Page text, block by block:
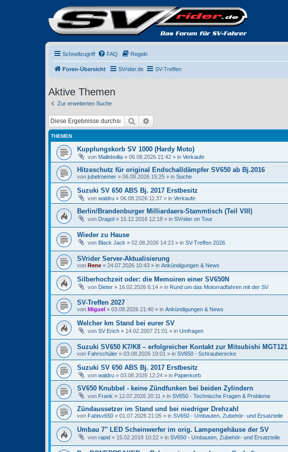
Schnellzugriff FAQ Regeln
Foren-Übersicht SVrider.de SV-Treffen
Aktive Themen
Zur erweiterten Suche
Suche
THEMEN
Kupplungskorb SV 1000 (Hardy Moto)
von Mallebollia » 06.08.2026 21:42 » in Verkaufe
Hitzeschutz für original Endschalldämpfer SV650 ab Bj.2016
von jubelroemer » 06.08.2026 15:25 » in Suche
Suzuki SV 650 ABS Bj. 2017 Erstbesitz
von waldru » 06.08.2026 11:37 » in Verkaufe
Berlin/Brandenburger Milliardaers-Stammtisch (Teil VIII)
von Dragol » 15.12.2016 12:18 » in SVrider on Tour
Wieder zu Hause
von Black Jack » 02.08.2026 14:23 » in SV-Treffen 2026
SVrider Server-Aktualisierung
von Rene » 24.07.2026 10:43 » in Ankündigungen & News
Silberhochzeit oder: die Memoiren einer SV650N
von Dieter » 16.02.2026 6:14 » in Rund um das Motorradfahren mit der SV
SV-Treffen 2027
von Miguel » 03.08.2026 21:40 » in Ankündigungen & News
Welcher km Stand bei eurer SV
von SV Erich » 14.02.2007 21:01 » in Umfragen
Suzuki SV650 K7/K8 – erfolgreicher Kontakt zur Mitsubishi MGT121
von Fahrschüler » 03.08.2026 19:01 » in SV650 - Schrauberecke
Suzuki SV 650 ABS Bj. 2017 Erstbesitz
von waldru » 03.08.2026 12:24 » in Papierkorb
SV650 Knubbel - keine Zündfunken bei beiden Zylindern
von Frank » 12.07.2026 20:11 » in SV650 - Technische Fragen & Probleme
Zündaussetzer im Stand und bei niedriger Drehzahl
von Fabisv650 » 01.07.2026 21:05 » in SV650 - Umbauten, Zubehör- und Ersatzteile
Umbau 7" LED Scheinwerfer im orig. Lampengehäuse der SV
von rapid » 15.02.2018 10:22 » in SV650 - Umbauten, Zubehör- und Ersatzteile